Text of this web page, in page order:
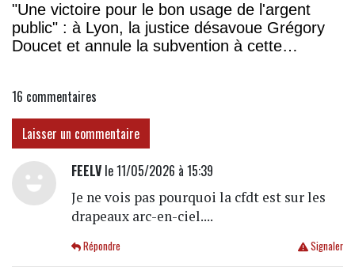
"Une victoire pour le bon usage de l'argent
public" : à Lyon, la justice désavoue Grégory
Doucet et annule la subvention à cette
16 commentaires
Laisser un commentaire
FEELVle 11/05/2026 à 15:39
Je ne vois pas pourquoi la cfdt est sur les
drapeaux arc-en-ciel....
Signaler
Répondre